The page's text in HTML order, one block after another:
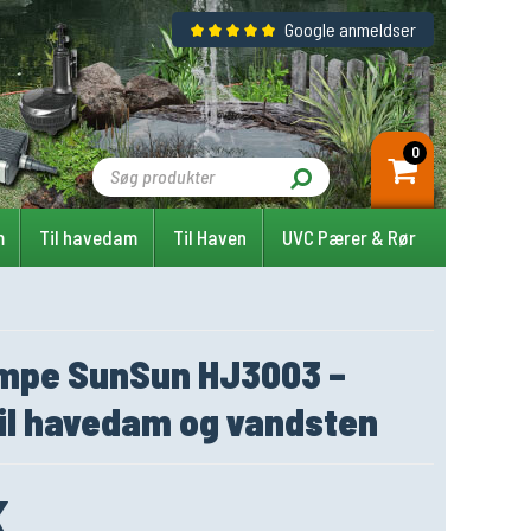
Google anmeldser
0
Til havedam Til Haven UVC Pærer & Rør
SunSun HJ3003 –
havedam og vandsten